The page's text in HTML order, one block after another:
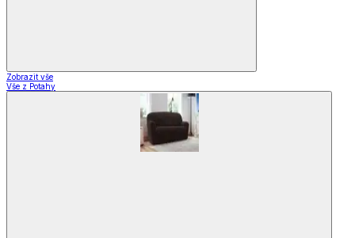
Zobrazit vše
Vše z Potahy